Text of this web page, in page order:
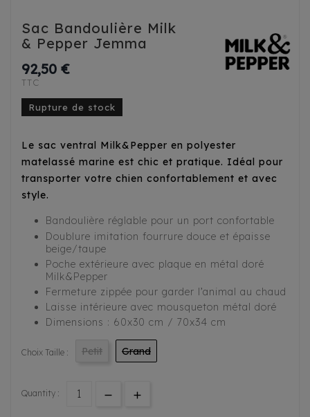
Sac Bandoulière Milk
& Pepper Jemma
92,50 €
TTC
Rupture de stock
Le sac ventral Milk&Pepper en polyester
matelassé marine est chic et pratique. Idéal pour
transporter votre chien confortablement et avec
style.
Bandoulière réglable pour un port confortable
Doublure imitation fourrure douce et épaisse
beige/taupe
Poche extérieure avec plaque en métal doré
Milk&Pepper
Fermeture zippée pour garder l’animal au chaud
Laisse intérieure avec mousqueton métal doré
Dimensions : 60x30 cm / 70x34 cm
Choix Taille : Petit Grand
Quantity :